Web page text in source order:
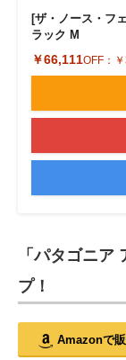
[ザ・ノース・フ
ラック M
￥66,111OFF：
「パタゴニア
プ！
Amazonで